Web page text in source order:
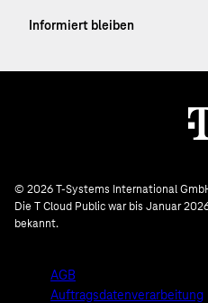
© 2026 T-Systems International
Die T Cloud Public war bis Januar
bekannt.
AGB
Auftragsdatenverarbeitung